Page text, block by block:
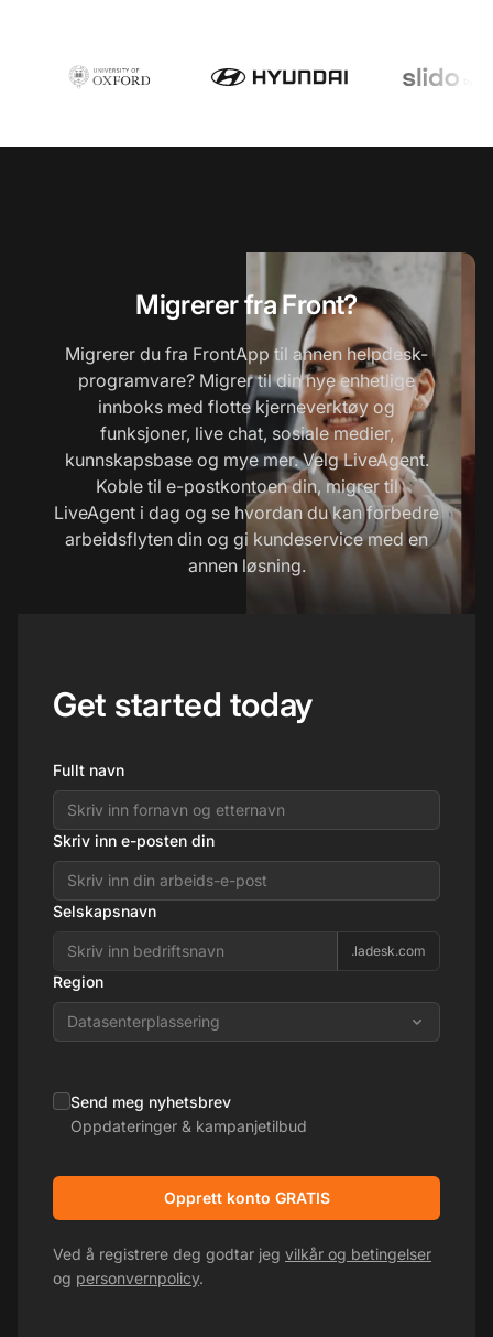
Migrerer fra Front?
Migrerer du fra FrontApp til annen helpdesk-
programvare? Migrer til din nye enhetlige
innboks med flotte kjerneverktøy og
funksjoner, live chat, sosiale medier,
kunnskapsbase og mye mer. Velg LiveAgent.
Koble til e-postkontoen din, migrer til
LiveAgent i dag og se hvordan du kan forbedre
arbeidsflyten din og gi kundeservice med en
annen løsning.
Get started today
Fullt navn
Skriv inn e-posten din
Selskapsnavn
.ladesk.com
Region
Datasenterplassering
Send meg nyhetsbrev
Oppdateringer & kampanjetilbud
Opprett konto GRATIS
Ved å registrere deg godtar jeg vilkår og betingelser
og personvernpolicy.